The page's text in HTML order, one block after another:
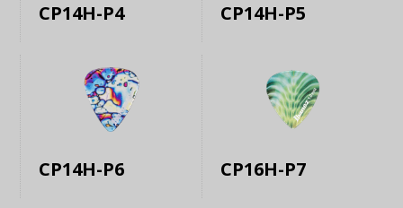
CP14H-P4 CP14H-P5
CP14H-P6 CP16H-P7